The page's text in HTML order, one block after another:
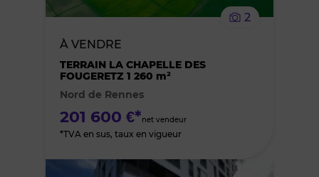
2
À VENDRE
TERRAIN LA CHAPELLE DES
FOUGERETZ 1 260 m²
Nord de Rennes
201 600 €*net vendeur
*TVA en sus, taux en vigueur